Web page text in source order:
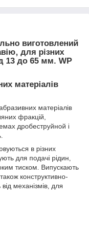
виготовлений
для різних
13 до 65 мм. WP
матеріалів
матеріалів
фракцій,
дробеструйной і
в різних
для подачі рідин,
тиском. Випускають
конструктивно-
механізмів, для